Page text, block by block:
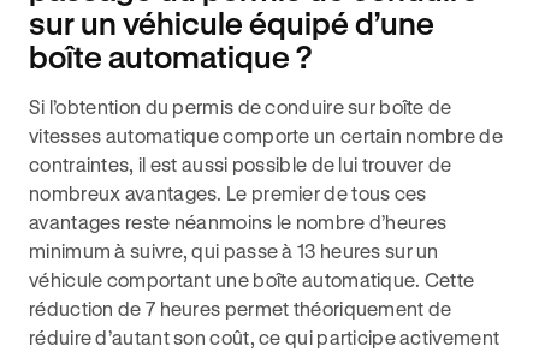
sur un véhicule équipé d’une
boîte automatique ?
Si l’obtention du permis de conduire sur boîte de
vitesses automatique comporte un certain nombre de
contraintes, il est aussi possible de lui trouver de
nombreux avantages. Le premier de tous ces
avantages reste néanmoins le nombre d’heures
minimum à suivre, qui passe à 13 heures sur un
véhicule comportant une boîte automatique. Cette
réduction de 7 heures permet théoriquement de
réduire d’autant son coût, ce qui participe activement